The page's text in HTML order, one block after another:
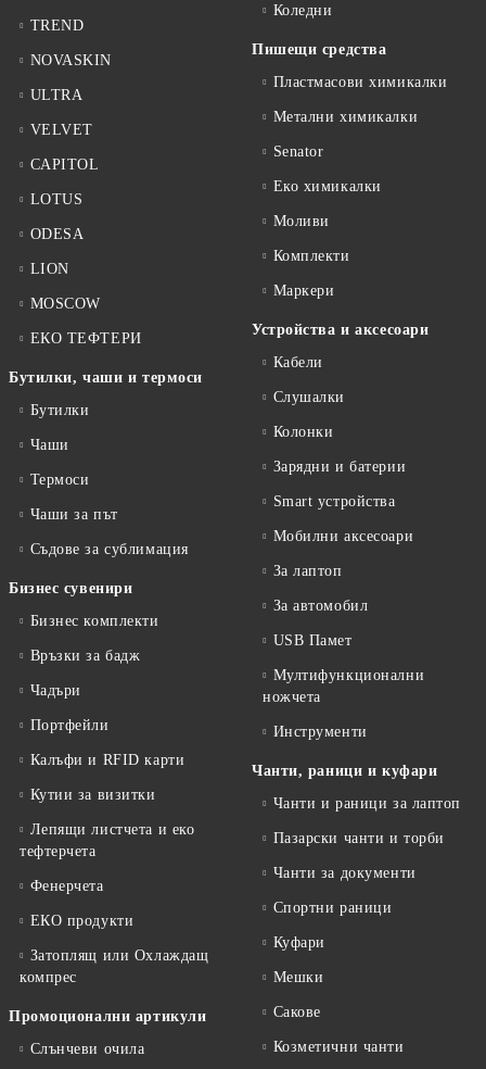
TREND
NOVASKIN
ULTRA
VELVET
CAPITOL
LOTUS
ODESA
LION
MOSCOW
ЕКО ТЕФТЕРИ
Бутилки, чаши и термоси
Бутилки
Чаши
Термоси
Чаши за път
Съдове за сублимация
Бизнес сувенири
Бизнес комплекти
Връзки за бадж
Чадъри
Портфейли
Калъфи и RFID карти
Кутии за визитки
Лепящи листчета и еко
тефтeрчета
Фенерчета
ЕКО продукти
Затоплящ или Охлаждащ
компрес
Промоционални артикули
Слънчеви очила
Коледни
Пишещи средства
Пластмасови химикалки
Метални химикалки
Senator
Еко химикалки
Моливи
Комплекти
Маркери
Устройства и аксесоари
Кабели
Слушалки
Колонки
Зарядни и батерии
Smart устройства
Мобилни аксесоари
За лаптоп
За автомобил
USB Памет
Мултифункционални
ножчета
Инструменти
Чанти, раници и куфари
Чанти и раници за лаптоп
Пазарски чанти и торби
Чанти за документи
Спортни раници
Куфари
Мешки
Сакове
Козметични чанти